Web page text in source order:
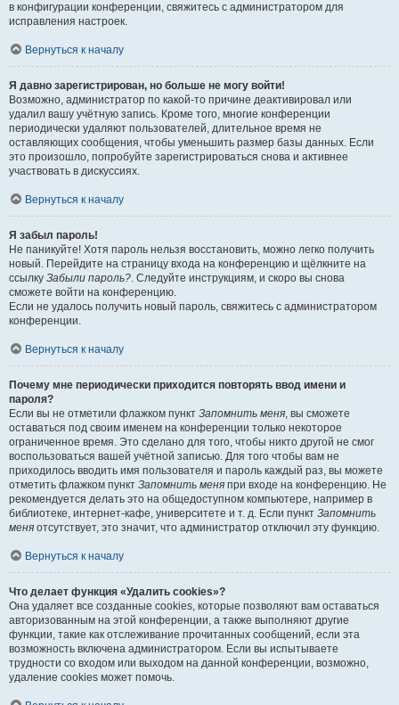
в конфигурации конференции, свяжитесь с администратором для
исправления настроек.
Вернуться к началу
Я давно зарегистрирован, но больше не могу войти!
Возможно, администратор по какой-то причине деактивировал или
удалил вашу учётную запись. Кроме того, многие конференции
периодически удаляют пользователей, длительное время не
оставляющих сообщения, чтобы уменьшить размер базы данных. Если
это произошло, попробуйте зарегистрироваться снова и активнее
участвовать в дискуссиях.
Вернуться к началу
Я забыл пароль!
Не паникуйте! Хотя пароль нельзя восстановить, можно легко получить
новый. Перейдите на страницу входа на конференцию и щёлкните на
ссылку Забыли пароль?. Следуйте инструкциям, и скоро вы снова
сможете войти на конференцию.
Если не удалось получить новый пароль, свяжитесь с администратором
конференции.
Вернуться к началу
Почему мне периодически приходится повторять ввод имени и
пароля?
Если вы не отметили флажком пункт Запомнить меня, вы сможете
оставаться под своим именем на конференции только некоторое
ограниченное время. Это сделано для того, чтобы никто другой не смог
воспользоваться вашей учётной записью. Для того чтобы вам не
приходилось вводить имя пользователя и пароль каждый раз, вы можете
отметить флажком пункт Запомнить меня при входе на конференцию. Не
рекомендуется делать это на общедоступном компьютере, например в
библиотеке, интернет-кафе, университете и т. д. Если пункт Запомнить
меня отсутствует, это значит, что администратор отключил эту функцию.
Вернуться к началу
Что делает функция «Удалить cookies»?
Она удаляет все созданные cookies, которые позволяют вам оставаться
авторизованным на этой конференции, а также выполняют другие
функции, такие как отслеживание прочитанных сообщений, если эта
возможность включена администратором. Если вы испытываете
трудности со входом или выходом на данной конференции, возможно,
удаление cookies может помочь.